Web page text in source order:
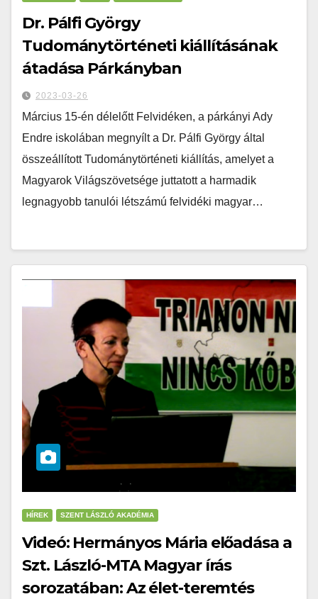
Dr. Pálfi György
Tudománytörténeti kiállításának
átadása Párkányban
2023-03-26
Március 15-én délelőtt Felvidéken, a párkányi Ady
Endre iskolában megnyílt a Dr. Pálfi György által
összeállított Tudománytörténeti kiállítás, amelyet a
Magyarok Világszövetsége juttatott a harmadik
legnagyobb tanulói létszámú felvidéki magyar…
HÍREK SZENT LÁSZLÓ AKADÉMIA
Videó: Hermányos Mária előadása a
Szt. László-MTA Magyar írás
sorozatában: Az élet-teremtés